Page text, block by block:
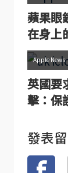
蘋果眼
在身上
Apple News
英國要
擊：保
發表